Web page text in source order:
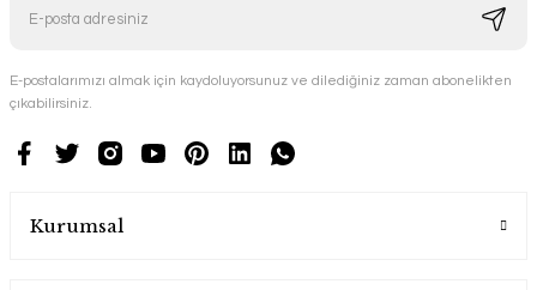
E-postalarımızı almak için kaydoluyorsunuz ve dilediğiniz zaman abonelikten
çıkabilirsiniz.
Kurumsal